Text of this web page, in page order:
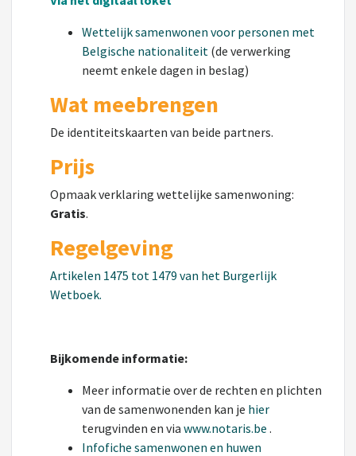
Wettelijk samenwonen voor personen met
Belgische nationaliteit (de verwerking
neemt enkele dagen in beslag)
Wat meebrengen
De identiteitskaarten van beide partners.
Prijs
Opmaak verklaring wettelijke samenwoning:
Gratis.
Regelgeving
Artikelen 1475 tot 1479 van het Burgerlijk
Wetboek.
Bijkomende informatie:
Meer informatie over de rechten en plichten
van de samenwonenden kan je hier
terugvinden en via www.notaris.be .
Infofiche samenwonen en huwen